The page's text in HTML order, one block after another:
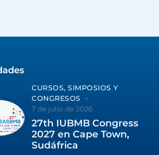
CURSOS, SIMPOSIOS Y
CONGRESOS
7 de julio de 2026
27th IUBMB Congress
2027 en Cape Town,
Sudáfrica